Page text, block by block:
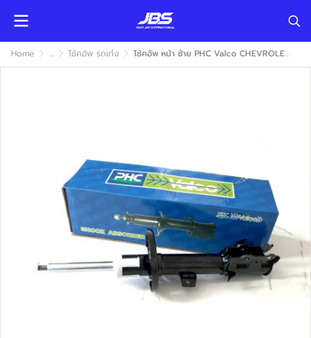
Home ... โช้คอัพ รถเก๋ง โช้คอัพ หน้า ซ้าย PHC Valco CHEVROLET SONIC 2012 ( เชฟโรเลท โซนิค ) แก๊ส